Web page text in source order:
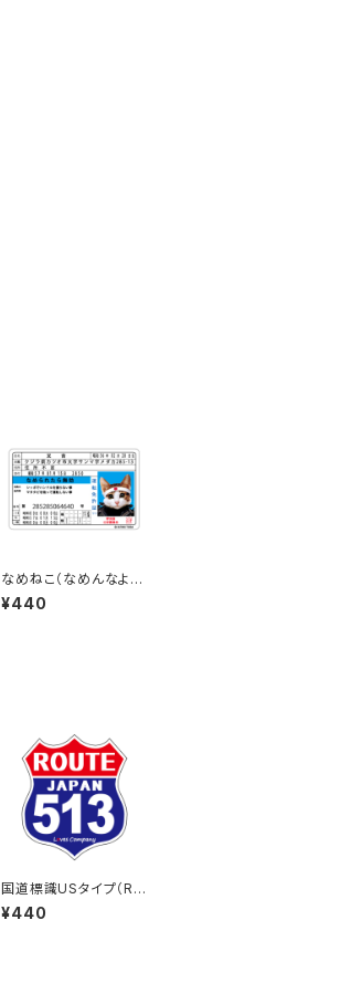
なめねこ（なめんなよ）
ステッカー D-2
¥440
国道標識USタイプ（RO
UTE）ステッカー 513号
線
¥440